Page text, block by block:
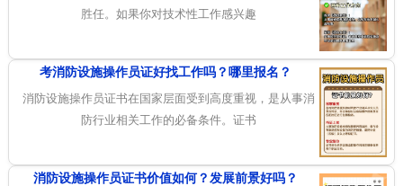
胜任。如果你对技术性工作感兴趣
考消防设施操作员证好找工作吗？哪里报名？
消防设施操作员证书在国家层面受到高度重视，是从事消
防行业相关工作的必备条件。证书
消防设施操作员证书价值如何？发展前景好吗？